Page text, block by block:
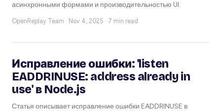
асинхронными формами и производительностью UI.
OpenReplay Team · Nov 4, 2025 · 7 min read
Исправление ошибки: 'listen
EADDRINUSE: address already in
use' в Node.js
Статья описывает исправление ошибки EADDRINUSE в